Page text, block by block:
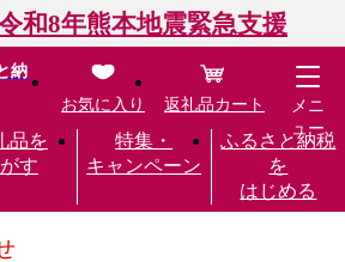
和8年熊本地震緊急支援
納
品を
す
特集・
キャンペーン
ふるさと納税
を
はじめる
お気に入り 返礼品カート
メニ
ュー